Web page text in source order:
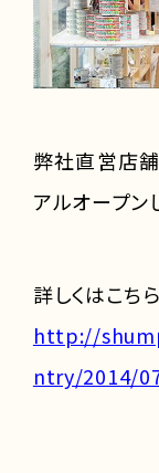
弊社直営店舗
アルオープン
詳しくはこち
http://
ntry/2014/